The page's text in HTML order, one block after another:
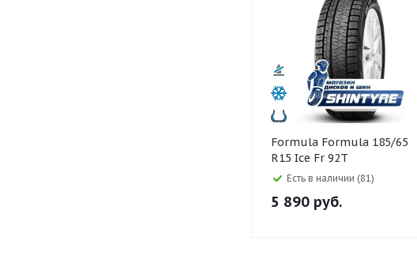
Formula Formula 185/65
R15 Ice Fr 92T
Есть в наличии (81)
5 890 руб.